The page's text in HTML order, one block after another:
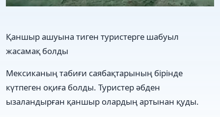
Қаншыр ашуына тиген туристерге шабуыл
жасамақ болды
Мексиканың табиғи саябақтарының бірінде
күтпеген оқиға болды. Туристер әбден
ызаландырған қаншыр олардың артынан қуды.